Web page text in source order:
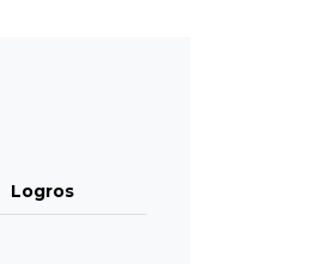
Logros